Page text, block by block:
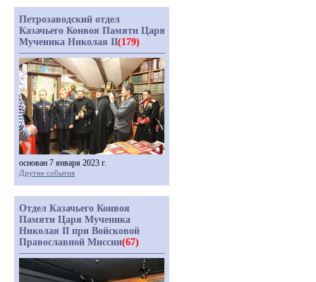
Петрозаводский отдел
Казачьего Конвоя Памяти Царя
Мученика Николая II(179)
основан 7 января 2023 г.
Другие события
Отдел Казачьего Конвоя
Памяти Царя Мученика
Николая II при Войсковой
Православной Миссии(67)